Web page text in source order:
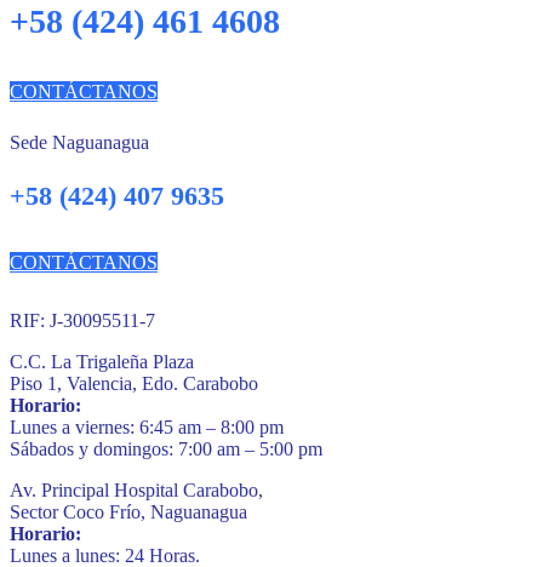
+58 (424) 461 4608
CONTÁCTANOS
Sede Naguanagua
+58 (424) 407 9635
CONTÁCTANOS
RIF: J-30095511-7
C.C. La Trigaleña Plaza
Piso 1, Valencia, Edo. Carabobo
Horario:
Lunes a viernes: 6:45 am – 8:00 pm
Sábados y domingos: 7:00 am – 5:00 pm
Av. Principal Hospital Carabobo,
Sector Coco Frío, Naguanagua
Horario:
Lunes a lunes: 24 Horas.